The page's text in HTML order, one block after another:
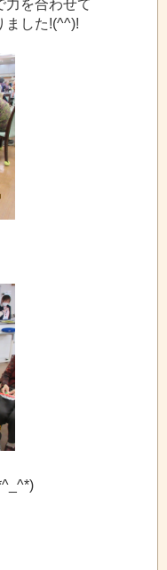
力を合わせて
ました!(^^)!